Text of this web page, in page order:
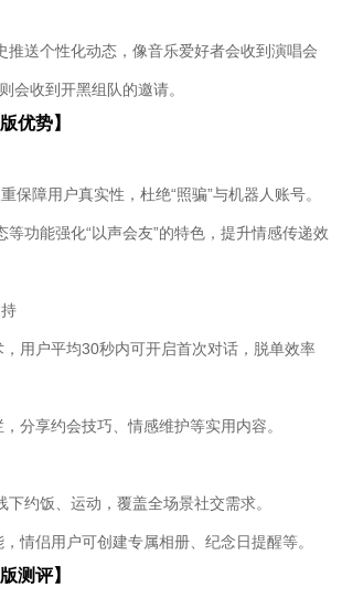
推送个性化动态，像音乐爱好者会收到演唱会
会收到开黑组队的邀请。
优势】
保障用户真实性，杜绝“照骗”与机器人账号。
等功能强化“以声会友”的特色，提升情感传递效
，用户平均30秒内可开启首次对话，脱单效率
分享约会技巧、情感维护等实用内容。
约饭、运动，覆盖全场景社交需求。
情侣用户可创建专属相册、纪念日提醒等。
测评】